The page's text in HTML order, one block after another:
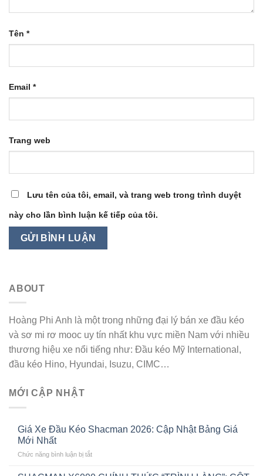
Tên *
Email *
Trang web
Lưu tên của tôi, email, và trang web trong trình duyệt
này cho lần bình luận kế tiếp của tôi.
ABOUT
Hoàng Phi Anh là một trong những đại lý bán xe đầu kéo
và sơ mi rơ mooc uy tín nhất khu vực miền Nam với nhiều
thương hiệu xe nổi tiếng như: Đầu kéo Mỹ International,
đầu kéo Hino, Hyundai, Isuzu, CIMC…
MỚI CẬP NHẬT
Giá Xe Đầu Kéo Shacman 2026: Cập Nhật Bảng Giá
Mới Nhất
Chức năng bình luận bị tắtở
Xe